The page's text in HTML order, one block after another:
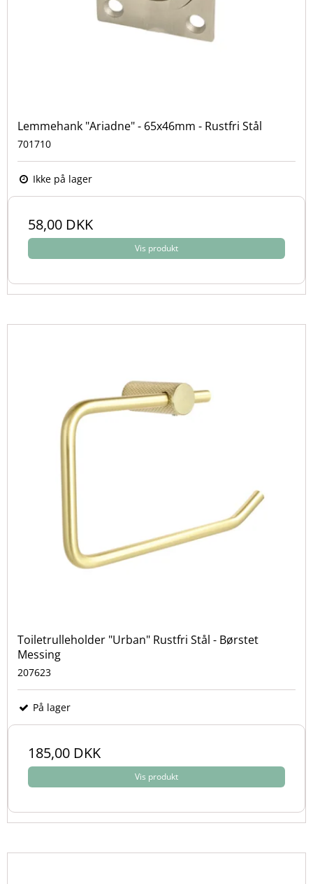
Lemmehank "Ariadne" - 65x46mm - Rustfri Stål
701710
Ikke på lager
58,00 DKK
Vis produkt
Toiletrulleholder "Urban" Rustfri Stål - Børstet
Messing
207623
På lager
185,00 DKK
Vis produkt